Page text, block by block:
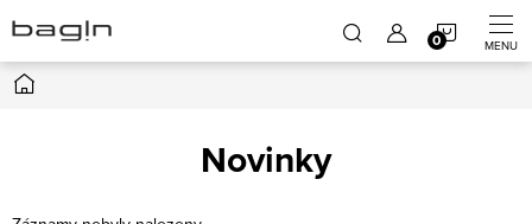
na
obsah
Domů
Novinky